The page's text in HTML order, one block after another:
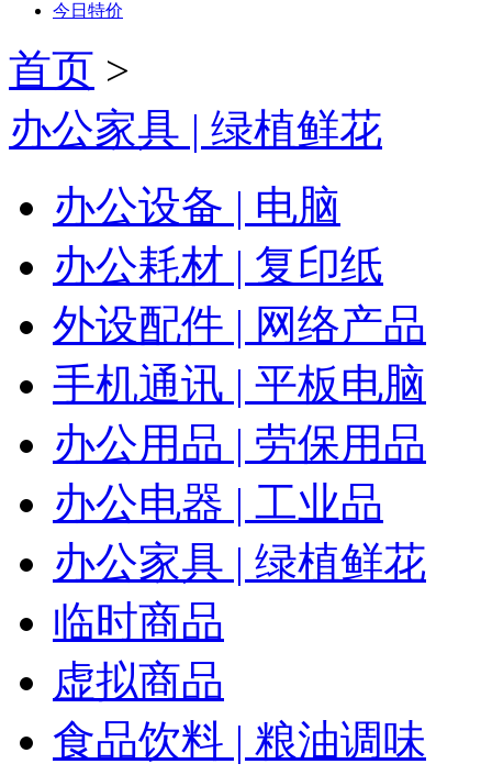
今日特价
首页 >
办公家具 | 绿植鲜花
办公设备 | 电脑
办公耗材 | 复印纸
外设配件 | 网络产品
手机通讯 | 平板电脑
办公用品 | 劳保用品
办公电器 | 工业品
办公家具 | 绿植鲜花
临时商品
虚拟商品
食品饮料 | 粮油调味